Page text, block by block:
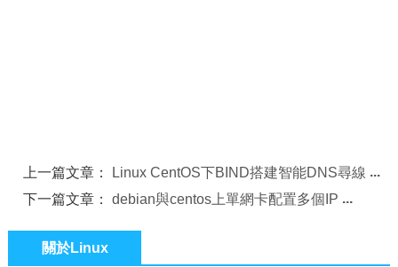
上一篇文章：
Linux CentOS下BIND搭建智能DNS尋線
下一篇文章：debian與centos上單網卡配置多個IP
關於Linux